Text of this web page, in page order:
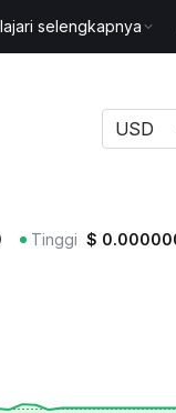
selengkapnya
USD
Tinggi $